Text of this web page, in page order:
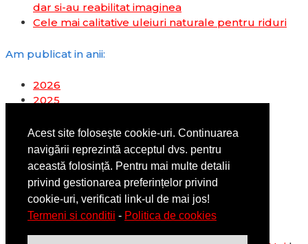
Acest site folosește cookie-uri. Continuarea
navigării reprezintă acceptul dvs. pentru
această folosință. Pentru mai multe detalii
privind gestionarea preferințelor privind
cookie-uri, verificati link-ul de mai jos!
Termeni si conditii - Politica de cookies
dar si-au reabilitat imaginea
Cele mai calitative uleiuri naturale pentru riduri
Am publicat in anii:
2026
2025
2023
2022
2019
2018
2016
2014